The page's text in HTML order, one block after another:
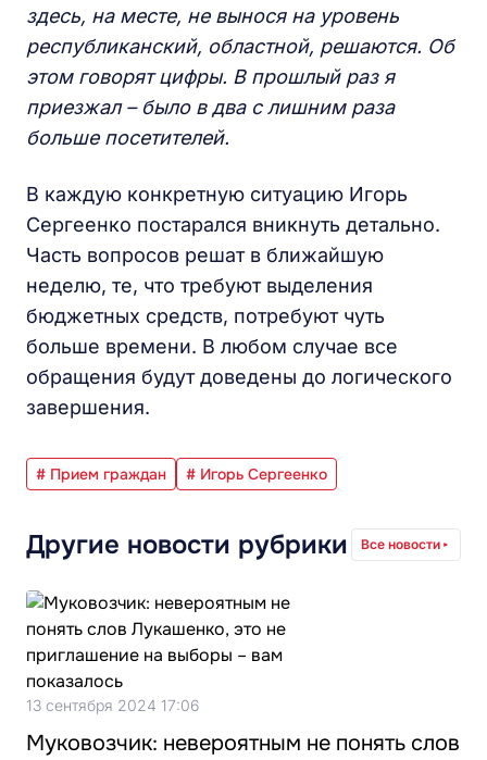
здесь, на месте, не вынося на уровень
республиканский, областной, решаются. Об
этом говорят цифры. В прошлый раз я
приезжал – было в два с лишним раза
больше посетителей.
В каждую конкретную ситуацию Игорь
Сергеенко постарался вникнуть детально.
Часть вопросов решат в ближайшую
неделю, те, что требуют выделения
бюджетных средств, потребуют чуть
больше времени. В любом случае все
обращения будут доведены до логического
завершения.
# Прием граждан # Игорь Сергеенко
Другие новости рубрики Все новости
13 сентября 2024 17:06
Муковозчик: невероятным не понять слов